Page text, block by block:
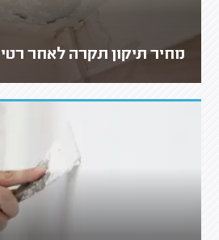
מחיר תיקון תקרה לאחר